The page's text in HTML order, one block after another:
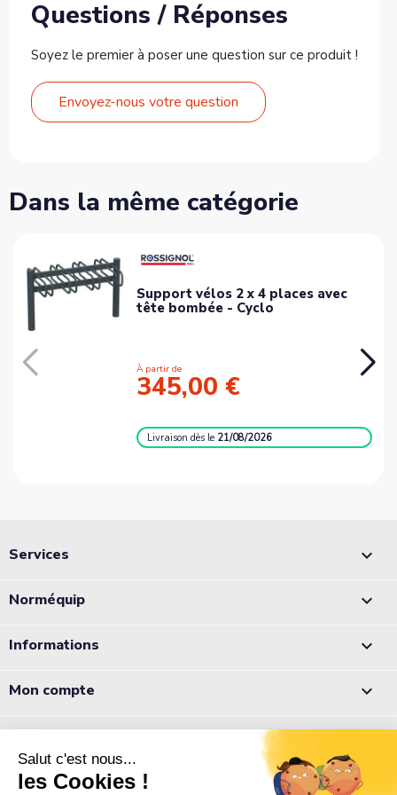
Questions / Réponses
Soyez le premier à poser une question sur ce produit !
Envoyez-nous votre question
Dans la même catégorie
Support vélos 2 x 4 places avec
tête bombée - Cyclo
À partir de
345,00 €
Livraisondès le 21/08/2026
Services 
Norméquip 
Informations 
Mon compte 
05 56 78 78 10